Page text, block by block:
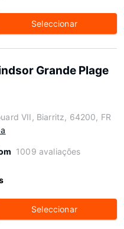
Seleccionar
Grande Plage
VII, Biarritz, 64200, FR
1009 avaliações
Seleccionar